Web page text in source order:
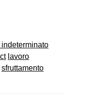
lavoro
sfruttamento